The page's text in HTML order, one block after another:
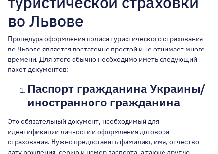
во Львове
Процедура оформления полиса туристического страхования
во Львове является достаточно простой и не отнимает много
времени. Для этого обычно необходимо иметь следующий
пакет документов:
Паспорт гражданина Украины/
иностранного гражданина
Это обязательный документ, необходимый для
идентификации личности и оформления договора
страхования. Нужно предоставить фамилию, имя, отчество,
дату рождения, серию и номер паспорта, а также другую